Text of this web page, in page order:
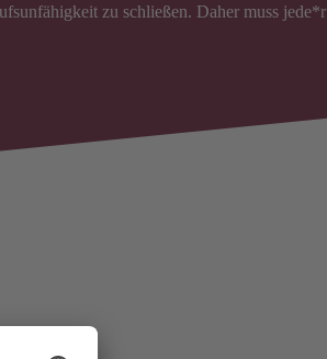
zu schließen. Daher muss jede*r